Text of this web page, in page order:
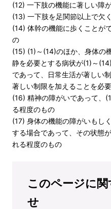
(12) 一下肢の機能に著しい障
(13) 一下肢を足関節以上で欠
(14) 体幹の機能に歩くことが
の
(15) (1)～(14)のほか、身体の
静を必要とする病状が(1)～
であって、日常生活が著しい
著しい制限を加えることを必
(16) 精神の障がいであって、
る程度のもの
(17) 身体の機能の障がいもし
する場合であって、その状態
れる程度のもの
このページに
せ